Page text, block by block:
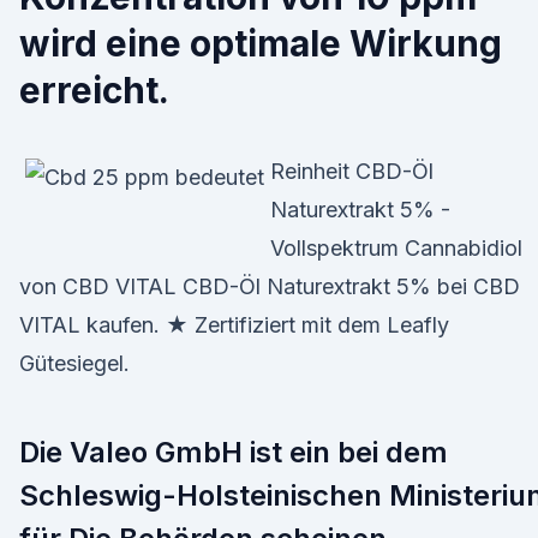
wird eine optimale Wirkung
erreicht.
Reinheit CBD-Öl
Naturextrakt 5% -
Vollspektrum Cannabidiol
von CBD VITAL CBD-Öl Naturextrakt 5% bei CBD
VITAL kaufen. ★ Zertifiziert mit dem Leafly
Gütesiegel.
Die Valeo GmbH ist ein bei dem
Schleswig-Holsteinischen